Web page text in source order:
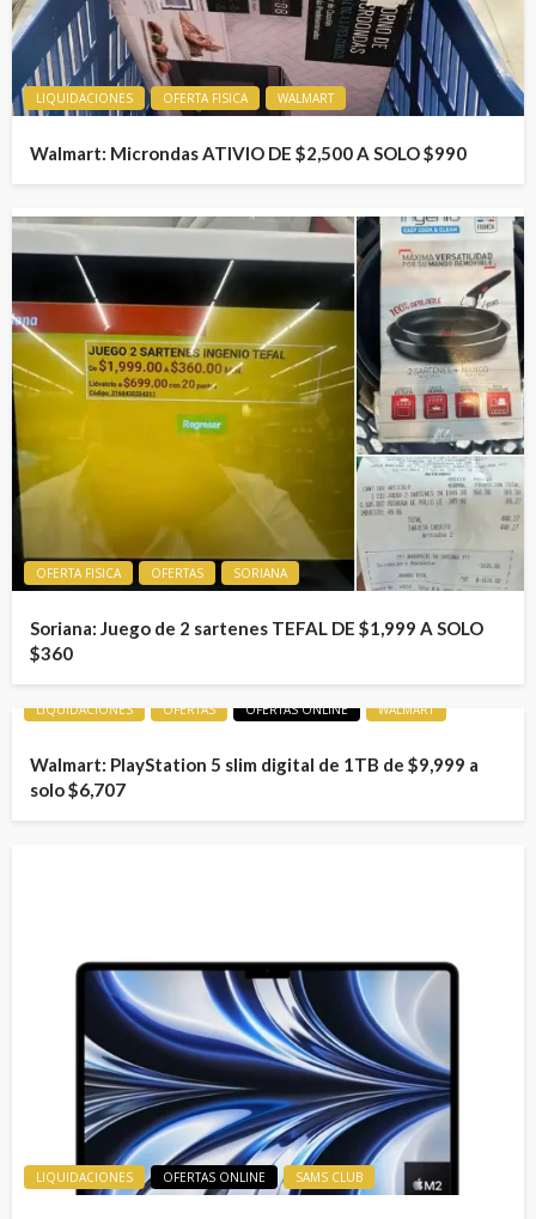
LIQUIDACIONES OFERTA FISICA WALMART
Walmart: Microndas ATIVIO DE $2,500 A SOLO $990
OFERTA FISICA OFERTAS SORIANA
Soriana: Juego de 2 sartenes TEFAL DE $1,999 A SOLO
$360
LIQUIDACIONES OFERTAS OFERTAS ONLINE WALMART
Walmart: PlayStation 5 slim digital de 1TB de $9,999 a
solo $6,707
LIQUIDACIONES OFERTAS ONLINE SAMS CLUB